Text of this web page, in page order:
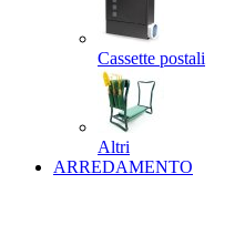
Cassette postali
Altri
ARREDAMENTO